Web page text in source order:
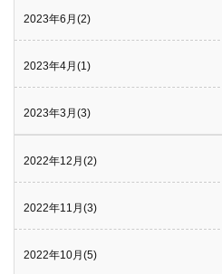
2023年6月(2)
2023年4月(1)
2023年3月(3)
2022年12月(2)
2022年11月(3)
2022年10月(5)